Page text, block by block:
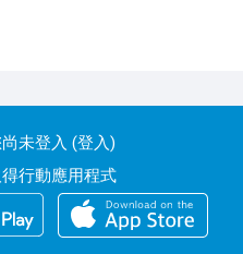
未登入 (登入)
行動應用程式